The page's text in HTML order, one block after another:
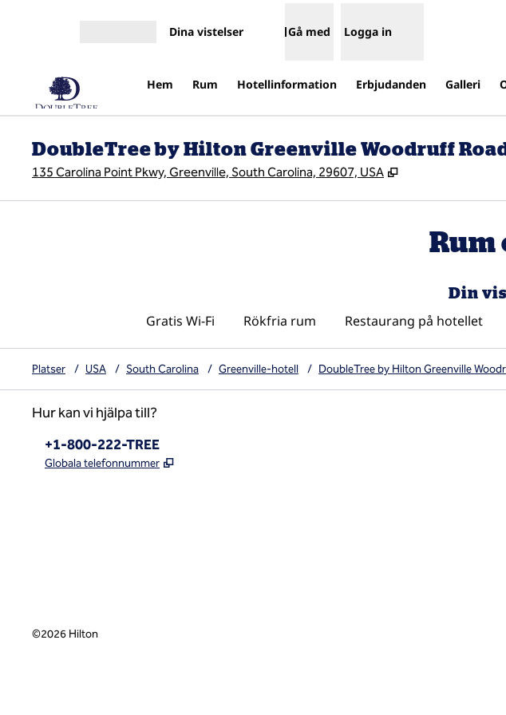
Dina vistelser Gå med Logga in
Hem Rum Hotellinformation Erbjudanden Galleri
DoubleTree by Hilton Greenville Woodruff
135 Carolina Point Pkwy, Greenville, South Carolina, 29607, USA ,
Rum
Din
Gratis Wi-Fi Rökfria rum Restaurang på hotellet
Platser / USA / South Carolina / Greenville-hotell / DoubleTree by Hilton Greenville
Hur kan vi hjälpa till?
Telefon:
+1-800-222-TREE
Globala telefonnummer ,
©2026 Hilton